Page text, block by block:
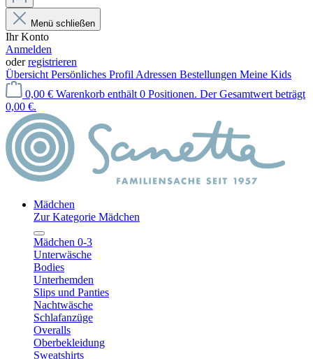
Menü schließen
Ihr Konto
Anmelden
oderregistrieren
Übersicht Persönliches Profil Adressen Bestellungen Meine Kids
0,00 € Warenkorb enthält 0 Positionen. Der Gesamtwert beträgt
0,00 €.
Mädchen
Zur Kategorie Mädchen
Mädchen 0-3
Unterwäsche
Bodies
Unterhemden
Slips und Panties
Nachtwäsche
Schlafanzüge
Overalls
Oberbekleidung
Sweatshirts